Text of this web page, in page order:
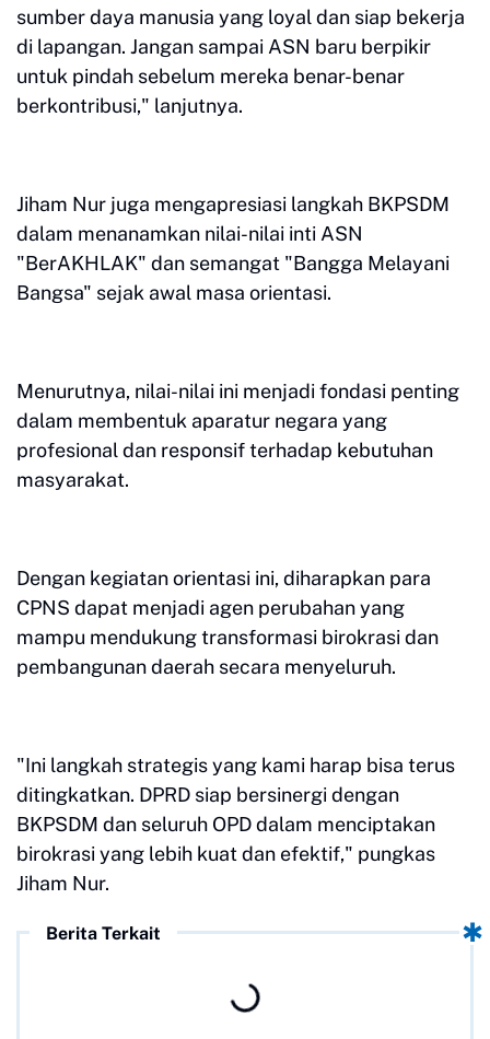
sumber daya manusia yang loyal dan siap bekerja
di lapangan. Jangan sampai ASN baru berpikir
untuk pindah sebelum mereka benar-benar
berkontribusi," lanjutnya.
Jiham Nur juga mengapresiasi langkah BKPSDM
dalam menanamkan nilai-nilai inti ASN
"BerAKHLAK" dan semangat "Bangga Melayani
Bangsa" sejak awal masa orientasi.
Menurutnya, nilai-nilai ini menjadi fondasi penting
dalam membentuk aparatur negara yang
profesional dan responsif terhadap kebutuhan
masyarakat.
Dengan kegiatan orientasi ini, diharapkan para
CPNS dapat menjadi agen perubahan yang
mampu mendukung transformasi birokrasi dan
pembangunan daerah secara menyeluruh.
"Ini langkah strategis yang kami harap bisa terus
ditingkatkan. DPRD siap bersinergi dengan
BKPSDM dan seluruh OPD dalam menciptakan
birokrasi yang lebih kuat dan efektif," pungkas
Jiham Nur.
Berita Terkait